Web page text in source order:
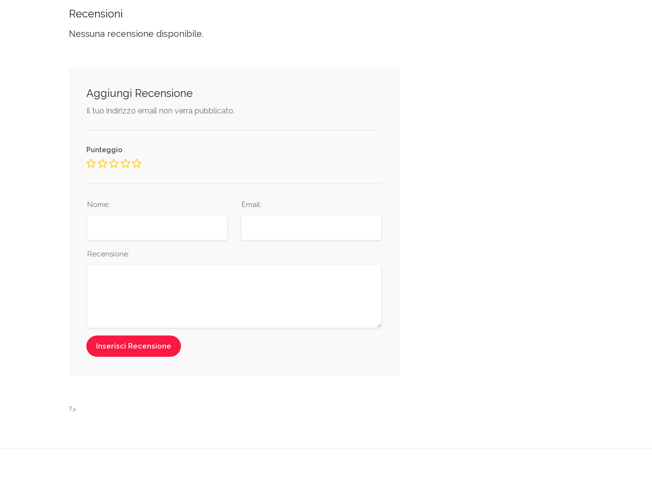
Recensioni
Nessuna recensione disponibile.
Aggiungi Recensione
Il tuo indirizzo email non verrà pubblicato.
Punteggio
Nome: Email:
Recensione:
Inserisci Recensione
?>